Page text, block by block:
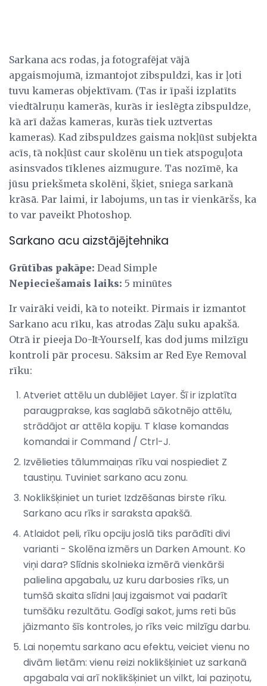
Sarkana acs rodas, ja fotografējat vājā
apgaismojumā, izmantojot zibspuldzi, kas ir ļoti
tuvu kameras objektīvam. (Tas ir īpaši izplatīts
viedtālruņu kamerās, kurās ir ieslēgta zibspuldze,
kā arī dažas kameras, kurās tiek uztvertas
kameras). Kad zibspuldzes gaisma nokļūst subjekta
acīs, tā nokļūst caur skolēnu un tiek atspoguļota
asinsvados tīklenes aizmugure. Tas nozīmē, ka
jūsu priekšmeta skolēni, šķiet, sniega sarkanā
krāsā. Par laimi, ir labojums, un tas ir vienkāršs, ka
to var paveikt Photoshop.
Sarkano acu aizstājējtehnika
Grūtības pakāpe: Dead Simple
Nepieciešamais laiks: 5 minūtes
Ir vairāki veidi, kā to noteikt. Pirmais ir izmantot
Sarkano acu rīku, kas atrodas Zāļu suku apakšā.
Otrā ir pieeja Do-It-Yourself, kas dod jums milzīgu
kontroli pār procesu. Sāksim ar Red Eye Removal
rīku:
Atveriet attēlu un dublējiet Layer. Šī ir izplatīta
paraugprakse, kas saglabā sākotnējo attēlu,
strādājot ar attēla kopiju. T klase komandas
komandai ir Command / Ctrl-J.
Izvēlieties tālummaiņas rīku vai nospiediet Z
taustiņu. Tuviniet sarkano acu zonu.
Noklikšķiniet un turiet Izdzēšanas birste rīku.
Sarkano acu rīks ir saraksta apakšā.
Atlaidot peli, rīku opciju joslā tiks parādīti divi
varianti - Skolēna izmērs un Darken Amount. Ko
viņi dara? Slīdnis skolnieka izmērā vienkārši
palielina apgabalu, uz kuru darbosies rīks, un
tumšā skaita slīdni ļauj izgaismot vai padarīt
tumšāku rezultātu. Godīgi sakot, jums reti būs
jāizmanto šīs kontroles, jo rīks veic milzīgu darbu.
Lai noņemtu sarkano acu efektu, veiciet vienu no
divām lietām: vienu reizi noklikšķiniet uz sarkanā
apgabala vai arī noklikšķiniet un vilkt, lai paziņotu,